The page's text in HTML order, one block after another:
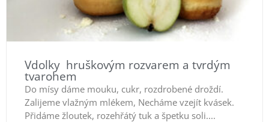
Vdolky hruškovým rozvarem a tvrdým
tvarohem
Do mísy dáme mouku, cukr, rozdrobené droždí.
Zalijeme vlažným mlékem, Necháme vzejít kvásek.
Přidáme žloutek, rozehřátý tuk a špetku soli....